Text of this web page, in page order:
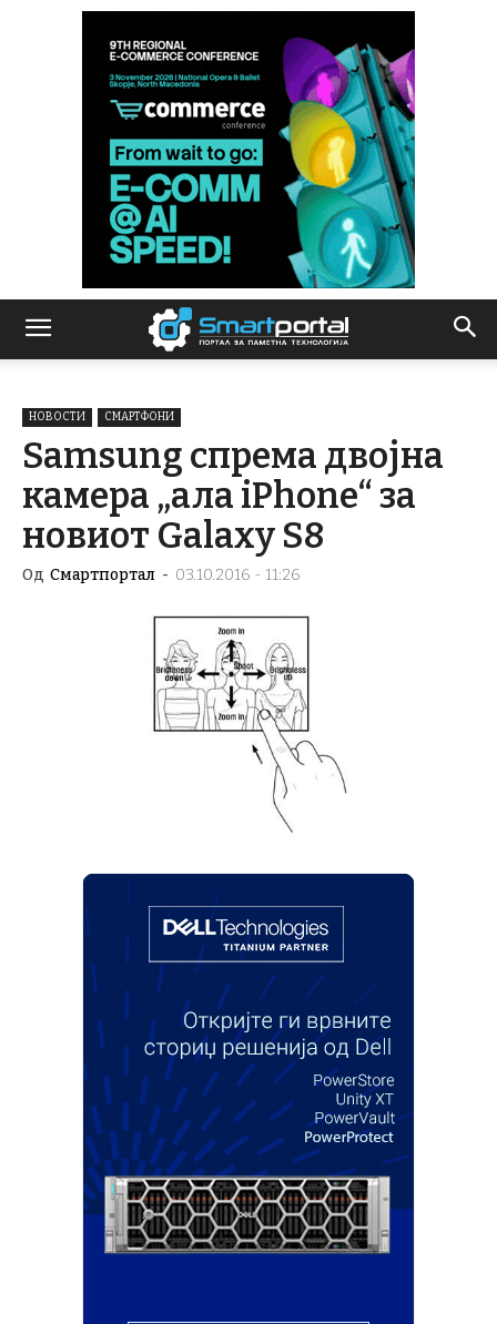
НОВОСТИ СМАРТФОНИ
Samsung спрема двојна
камера „ала iPhone“ за
новиот Galaxy S8
Од Смартпортал - 03.10.2016 - 11:26